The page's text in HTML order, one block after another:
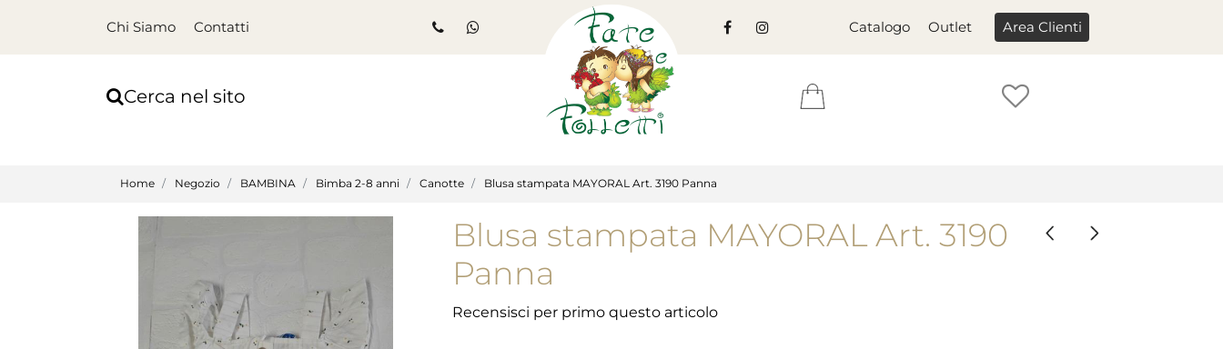
Chi Siamo Contatti Catalogo Outlet Area Clienti
Cerca nel sito
Home Negozio BAMBINA Bimba 2-8 anni Canotte Blusa stampata MAYORAL Art. 3190 Panna
Blusa stampata MAYORAL Art. 3190
Panna
Recensisci per primo questo articolo